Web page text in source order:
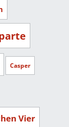
Casper
Vier